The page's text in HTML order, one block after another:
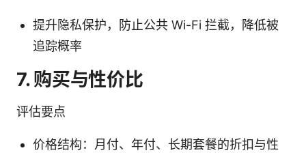
提升隐私保护，防止公共 Wi-Fi 拦截，降低被
追踪概率
7. 购买与性价比
评估要点
价格结构：月付、年付、长期套餐的折扣与性